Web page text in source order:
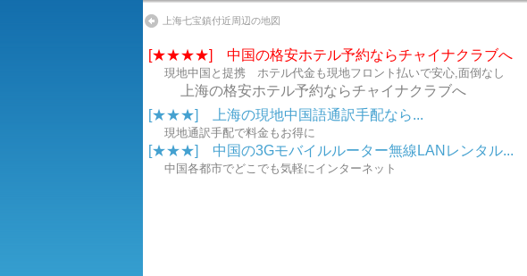
上海七宝鎮付近周辺の地図
[★★★★] 中国の格安ホテル予約ならチャイナクラブへ
現地中国と提携 ホテル代金も現地フロント払いで安心,面倒なし
上海の格安ホテル予約ならチャイナクラブへ
[★★★] 上海の現地中国語通訳手配なら...
現地通訳手配で料金もお得に
[★★★] 中国の3Gモバイルルーター無線LANレンタル...
中国各都市でどこでも気軽にインターネット